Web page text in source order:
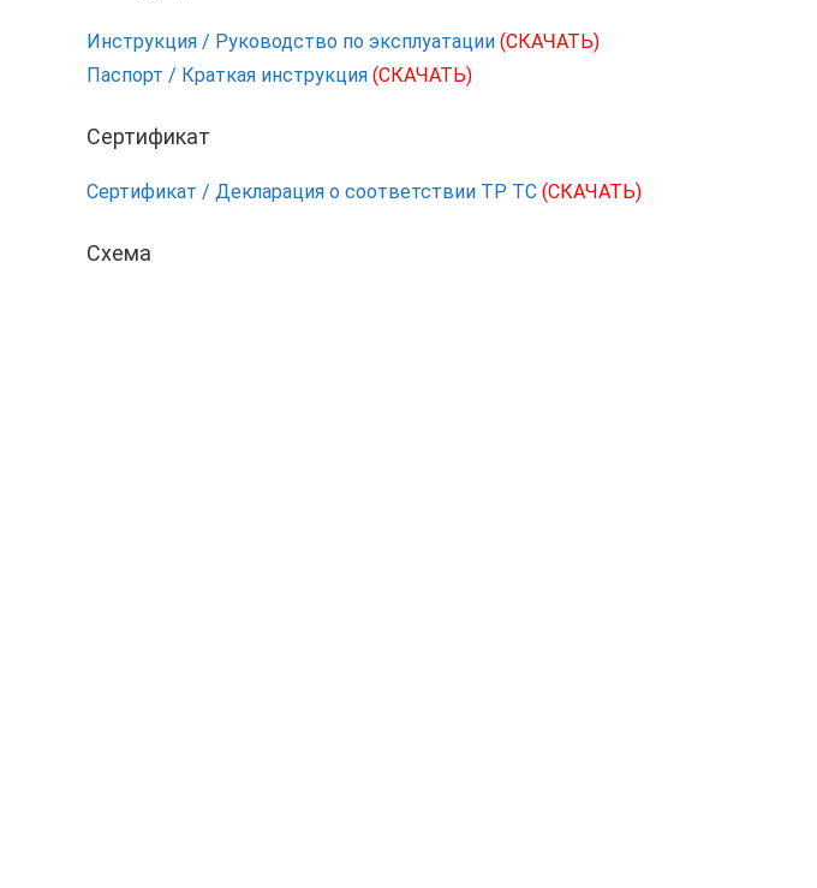
Инструкция / Руководство по эксплуатации (СКАЧАТЬ)
Паспорт / Краткая инструкция (СКАЧАТЬ)
Сертификат
Сертификат / Декларация о соответствии ТР ТС (СКАЧАТЬ)
Схема